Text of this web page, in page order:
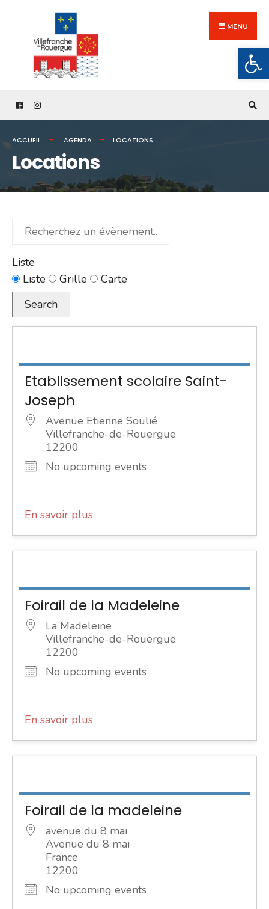
content
MENU
ACCUEIL AGENDA LOCATIONS
Locations
Recherchez
évènement...
Liste
Type
d’affichage
des
résultats
la
recherche
Liste Grille
Carte
Search
Etablissement scolaire Saint-
Joseph
Avenue Etienne Soulié
Villefranche-de-Rouergue
12200
No upcoming events
En savoir plus
Foirail de la Madeleine
La Madeleine
Villefranche-de-Rouergue
12200
No upcoming events
En savoir plus
Foirail de la madeleine
avenue du 8 mai
Avenue du 8 mai
France
12200
No upcoming events